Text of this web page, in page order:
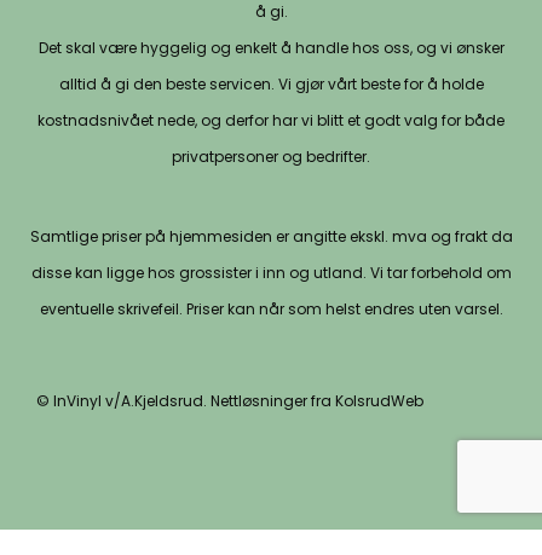
å gi.
Det skal være hyggelig og enkelt å handle hos oss, og vi ønsker
alltid å gi den beste servicen. Vi gjør vårt beste for å holde
kostnadsnivået nede, og derfor har vi blitt et godt valg for både
privatpersoner og bedrifter.
Samtlige priser på hjemmesiden er angitte ekskl. mva og frakt da
disse kan ligge hos grossister i inn og utland. Vi tar forbehold om
eventuelle skrivefeil. Priser kan når som helst endres uten varsel.
© InVinyl v/A.Kjeldsrud. Nettløsninger fra KolsrudWeb